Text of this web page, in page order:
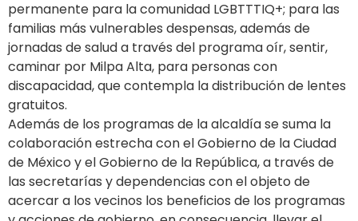
permanente para la comunidad LGBTTTIQ+; para las
familias más vulnerables despensas, además de
jornadas de salud a través del programa oír, sentir,
caminar por Milpa Alta, para personas con
discapacidad, que contempla la distribución de lentes
gratuitos.
Además de los programas de la alcaldía se suma la
colaboración estrecha con el Gobierno de la Ciudad
de México y el Gobierno de la República, a través de
las secretarías y dependencias con el objeto de
acercar a los vecinos los beneficios de los programas